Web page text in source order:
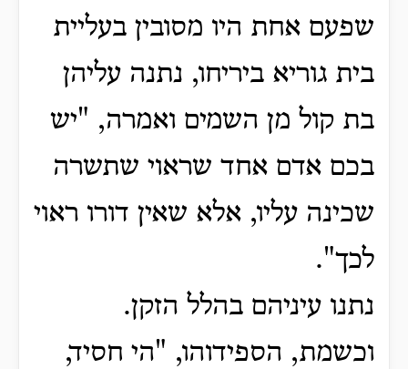
שפעם אחת היו מסובין בעליית
בית גוריא ביריחו, נתנה עליהן
בת קול מן השמים ואמרה, "יש
בכם אדם אחד שראוי שתשרה
שכינה עליו, אלא שאין דורו ראוי
לכך".
נתנו עיניהם בהלל הזקן.
וכשמת, הספידוהו, "הי חסיד,